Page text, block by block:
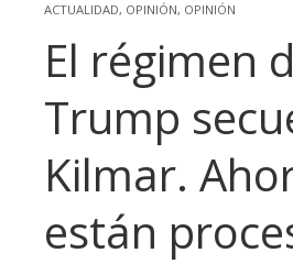
ACTUALIDAD, OPINIÓN, OPINIÓN
El régimen
Trump
Kilmar.
están